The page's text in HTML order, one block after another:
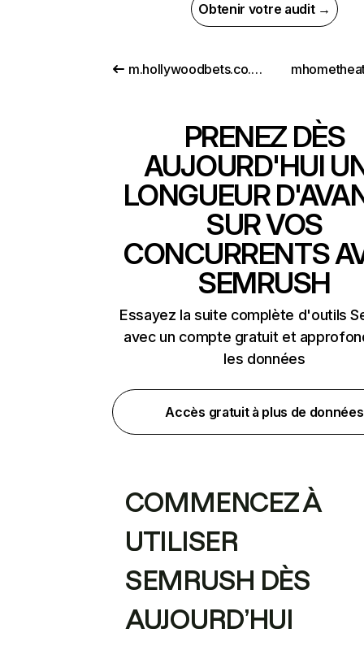
Obtenir votre audit →
m.hollywoodbets.co.mz
PRENEZ DÈS
AUJOURD'HUI
LONGUEUR
SUR VOS
CONCURRENTS
SEMRUSH
Essayez la suite complète d'outils
avec un compte gratuit et
les données
Accès gratuit à plus de données
COMMENCEZ À
UTILISER
SEMRUSH DÈS
AUJOURD’HUI